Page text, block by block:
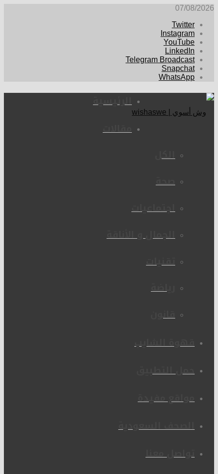
07/08/2026
Twitter
Instagram
YouTube
LinkedIn
Telegram Broadcast
Snapchat
WhatsApp
الرئيسية
مقالات
الكل
صحة
اجتماعيات
الجمال و الأناقة
تقنيات
رياضة
قانون
قهوة الشايب
حمل التطبيق
مواقع مفيدة
الصحف السعودية
تواصل معنا